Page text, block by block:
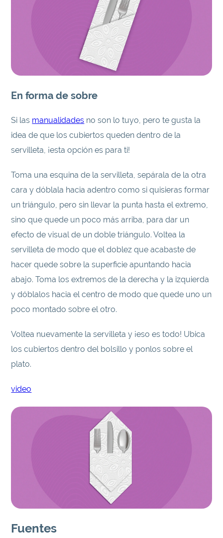
En forma de sobre
Si las manualidades no son lo tuyo, pero te gusta la
idea de que los cubiertos queden dentro de la
servilleta, ¡esta opción es para ti!
Toma una esquina de la servilleta, sepárala de la otra
cara y dóblala hacia adentro como si quisieras formar
un triángulo, pero sin llevar la punta hasta el extremo,
sino que quede un poco más arriba, para dar un
efecto de visual de un doble triángulo. Voltea la
servilleta de modo que el doblez que acabaste de
hacer quede sobre la superficie apuntando hacia
abajo. Toma los extremos de la derecha y la izquierda
y dóblalos hacia el centro de modo que quede uno un
poco montado sobre el otro.
Voltea nuevamente la servilleta y ¡eso es todo! Ubica
los cubiertos dentro del bolsillo y ponlos sobre el
plato.
video
Fuentes